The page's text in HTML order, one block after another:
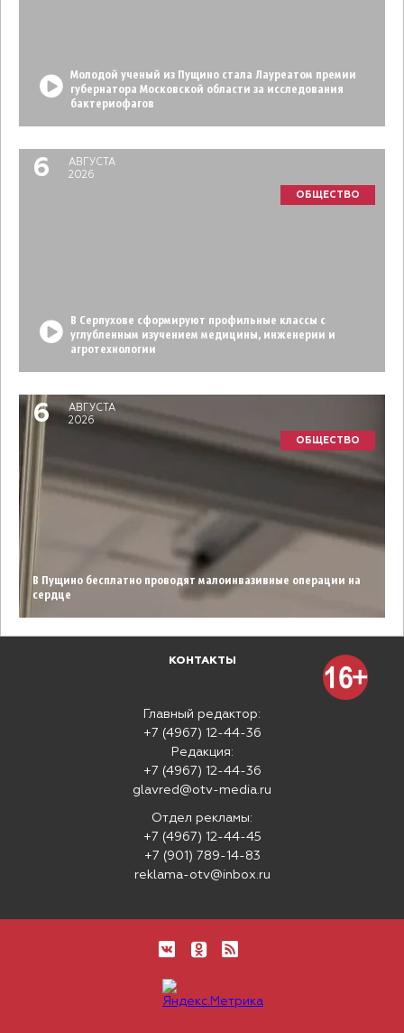
Молодой ученый из Пущино стала Лауреатом премии
губернатора Московской области за исследования
бактериофагов
6
АВГУСТА
2026
ОБЩЕСТВО
В Серпухове сформируют профильные классы с
углубленным изучением медицины, инженерии и
агротехнологии
6
АВГУСТА
2026
ОБЩЕСТВО
В Пущино бесплатно проводят малоинвазивные операции на
сердце
КОНТАКТЫ
Главный редактор:
+7 (4967) 12-44-36
Редакция:
+7 (4967) 12-44-36
glavred@otv-media.ru
Отдел рекламы:
+7 (4967) 12-44-45
+7 (901) 789-14-83
reklama-otv@inbox.ru